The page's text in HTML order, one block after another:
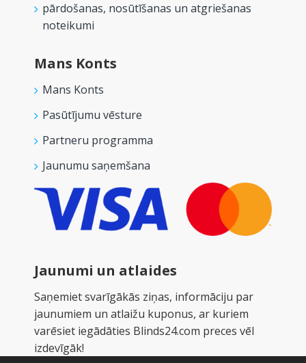
pārdošanas, nosūtīšanas un atgriešanas
noteikumi
Mans Konts
Mans Konts
Pasūtījumu vēsture
Partneru programma
Jaunumu saņemšana
Jaunumi un atlaides
Saņemiet svarīgākās ziņas, informāciju par
jaunumiem un atlaižu kuponus, ar kuriem
varēsiet iegādāties Blinds24.com preces vēl
izdevīgāk!